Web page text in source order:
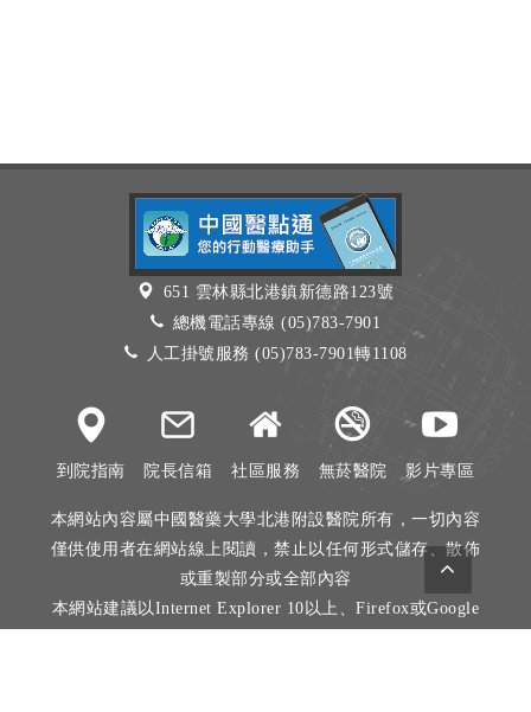
651 雲林縣北港鎮新德路123號
總機電話專線 (05)783-7901
人工掛號服務 (05)783-7901轉1108
到院指南 院長信箱 社區服務 無菸醫院 影片專區
本網站內容屬中國醫藥大學北港附設醫院所有，一切內容
僅供使用者在網站線上閱讀，禁止以任何形式儲存、散佈
或重製部分或全部內容
本網站建議以Internet Explorer 10以上、Firefox或Google